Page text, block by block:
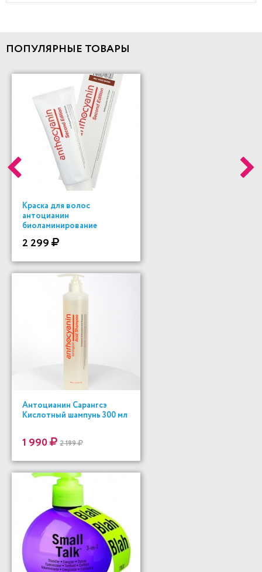
ПОПУЛЯРНЫЕ ТОВАРЫ
Краска для волос
антоцианин
биоламинирование
2 299
Антоцианин Сарангсэ
Кислотный шампунь 300 мл
1 990 2 199